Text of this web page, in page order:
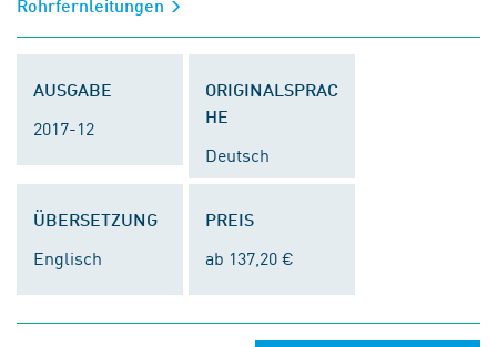
Rohrfernleitungen
AUSGABE
2017-12
ORIGINALSPRAC
HE
Deutsch
ÜBERSETZUNG
Englisch
PREIS
ab 137,20 €